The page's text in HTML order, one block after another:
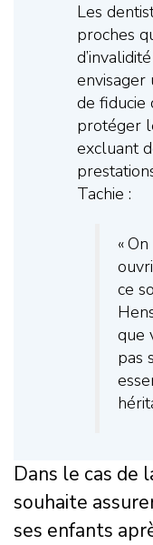
Les
proches
envisager
de fiducie
protéger
excluant
Tachie :
«
ce
que
pas
Dans le cas de
souhaite
ses enfants